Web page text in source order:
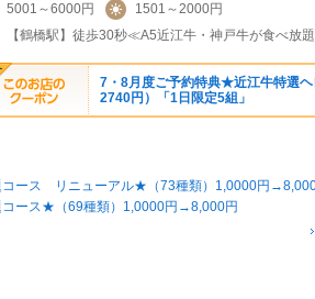
5001～6000円
1501～2000円
【鶴橋駅】徒歩30秒≪A5近江牛・神戸牛が食べ放
7・8月度ご予約特典★近江牛特選
2740円）「1日限定5組」
コース リニューアル★（73種類）1,0000円
ース★（69種類）1,0000円→8,000円